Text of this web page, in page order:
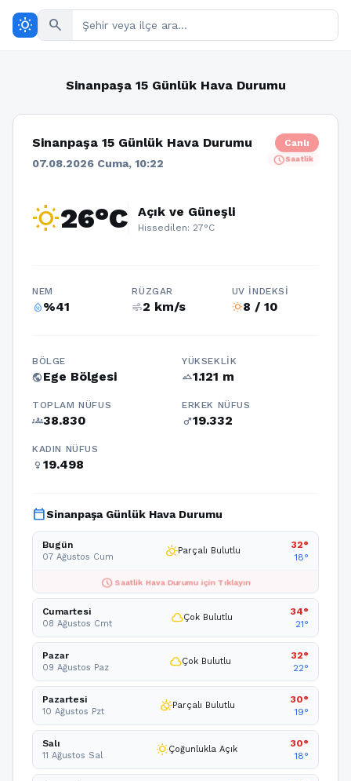
wb_sunny search
Sinanpaşa 15 Günlük Hava Durumu
Sinanpaşa 15 Günlük Hava Durumu
07.08.2026 Cuma, 10:22
Canlı
scheduleSaatlik
wb_sunny26°C Açık ve Güneşli
Hissedilen: 27°C
NEM
humidity_percentage%41
RÜZGAR
air2 km/s
UV İNDEKSI
wb_sunny8 / 10
BÖLGE
publicEge Bölgesi
YÜKSEKLIK
terrain1.121 m
TOPLAM NÜFUS
groups38.830
ERKEK NÜFUS
male19.332
KADIN NÜFUS
female 19.498
calendar_todaySinanpaşa Günlük Hava Durumu
Bugün
07 Ağustos Cum partly_cloudy_dayParçalı Bulutlu
32°
18°
schedule Saatlik Hava Durumu için Tıklayın
Cumartesi
08 Ağustos Cmt cloudÇok Bulutlu
34°
21°
Pazar
09 Ağustos Paz cloudÇok Bulutlu
32°
22°
Pazartesi
10 Ağustos Pzt partly_cloudy_dayParçalı Bulutlu
30°
19°
Salı
11 Ağustos Sal wb_sunnyÇoğunlukla Açık
30°
18°